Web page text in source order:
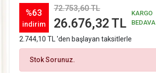
%63
indirim
72.753,60 TL
26.676,32 TL
KARGO
BEDAVA
2.744,10 TL 'den başlayan taksitlerle
Stok Sorunuz.